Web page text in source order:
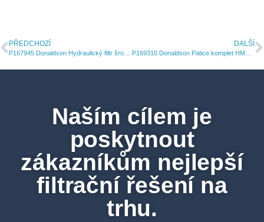
PŘEDCHOZÍ DALŠÍ
Naším cílem je
poskytnout
zákazníkům nejlepší
filtrační řešení na
trhu.